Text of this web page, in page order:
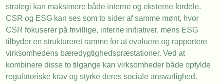
strategi kan maksimere både interne og eksterne fordele.
CSR og ESG kan ses som to sider af samme mønt, hvor
CSR fokuserer på frivillige, interne initiativer, mens ESG
tilbyder en struktureret ramme for at evaluere og rapportere
virksomhedens bæredygtighedspræstationer. Ved at
kombinere disse to tilgange kan virksomheder både opfylde
regulatoriske krav og styrke deres sociale ansvarlighed.